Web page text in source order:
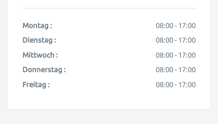
Montag : 08:00 - 17:00
Dienstag :
08:00 - 17:00
Mittwoch :
08:00 - 17:00
Donnerstag :
08:00 - 17:00
Freitag :
08:00 - 17:00